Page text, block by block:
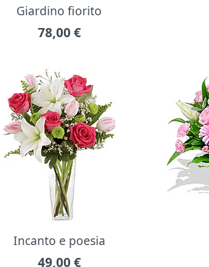
Giardino fiorito
78,00 €
Incanto e poesia
49,00 €